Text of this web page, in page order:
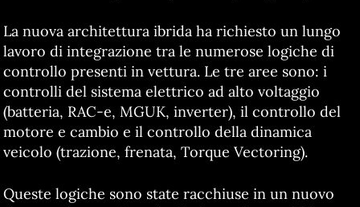
La nuova architettura ibrida ha richiesto un lungo
lavoro di integrazione tra le numerose logiche di
controllo presenti in vettura. Le tre aree sono: i
controlli del sistema elettrico ad alto voltaggio
(batteria, RAC-e, MGUK, inverter), il controllo del
motore e cambio e il controllo della dinamica
veicolo (trazione, frenata, Torque Vectoring).
Queste logiche sono state racchiuse in un nuovo